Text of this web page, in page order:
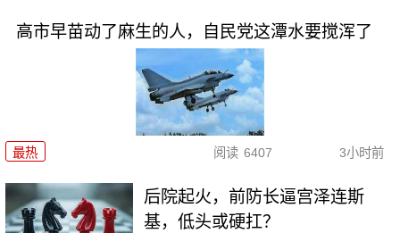
高市早苗动了麻生的人，自民党这潭水要搅浑了
最热 阅读 6407 3小时前
后院起火，前防长逼宫泽连斯
基，低头或硬扛？